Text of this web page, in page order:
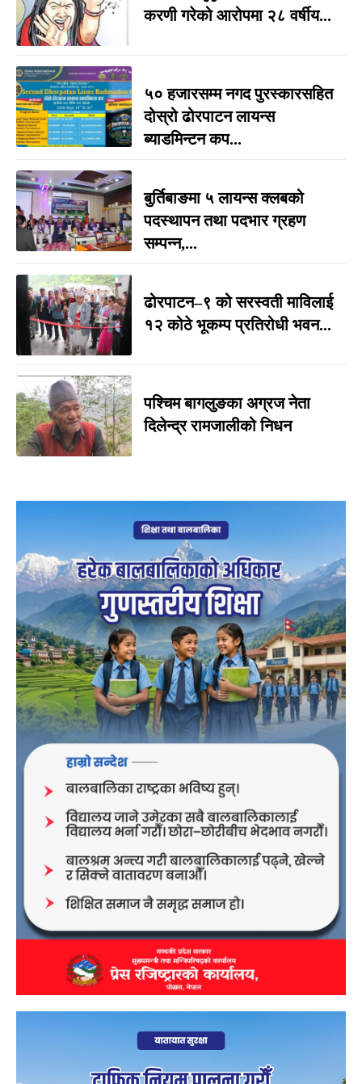
करणी गरेको आरोपमा २८ वर्षीय...
५० हजारसम्म नगद पुरस्कारसहित
दोस्रो ढोरपाटन लायन्स
ब्याडमिन्टन कप...
बुर्तिबाङमा ५ लायन्स क्लबको
पदस्थापन तथा पदभार ग्रहण
सम्पन्न,...
ढोरपाटन–९ को सरस्वती माविलाई
१२ कोठे भूकम्प प्रतिरोधी भवन...
पश्चिम बागलुङका अग्रज नेता
दिलेन्द्र रामजालीको निधन